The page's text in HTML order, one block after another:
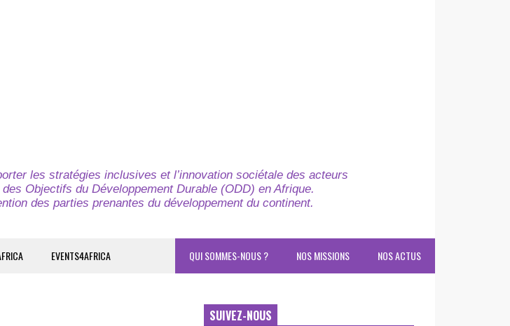
les stratégies inclusives et l’innovation sociétale des acteurs
Objectifs du Développement Durable (ODD) en Afrique.
des parties prenantes du développement du continent.
EVENTS4AFRICA NOS ACTUS
NOS MISSIONS
QUI SOMMES-NOUS ?
SUIVEZ-NOUS